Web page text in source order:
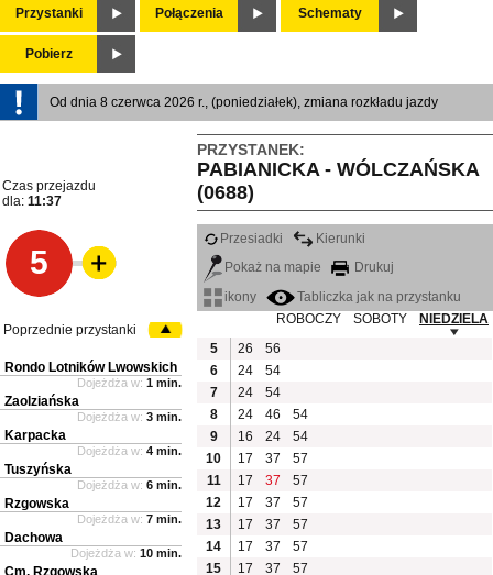
Przystanki Połączenia Schematy
Pobierz
Od dnia 8 czerwca 2026 r., (poniedziałek), zmiana rozkładu jazdy
PRZYSTANEK:
PABIANICKA - WÓLCZAŃSKA
(0688)
Czas przejazdu
dla: 11:37
5
Przesiadki
Kierunki
Pokaż na mapie
Drukuj
ikony
Tabliczka jak na przystanku
ROBOCZY
SOBOTY
NIEDZIELA
5
26
56
6
24
54
7
24
54
8
24 46
54
9
16 24
54
10
17 37
57
11
17 37
57
12
17 37
57
13
17 37
57
14
17 37
57
15
17 37 57
Poprzednie przystanki
Rondo Lotników Lwowskich
Dojeżdża w: 1 min.
Zaolziańska
Dojeżdża w: 3 min.
Karpacka
Dojeżdża w: 4 min.
Tuszyńska
Dojeżdża w: 6 min.
Rzgowska
Dojeżdża w: 7 min.
Dachowa
Dojeżdża w: 10 min.
Cm. Rzgowska